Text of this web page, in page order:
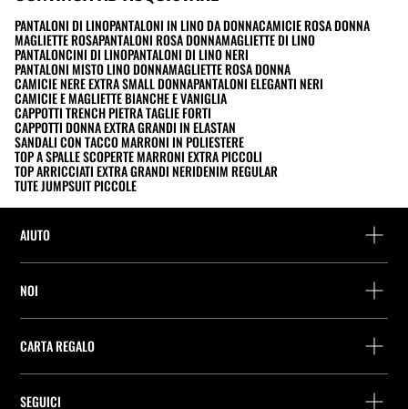
PANTALONI DI LINOPANTALONI IN LINO DA DONNACAMICIE ROSA DONNA
MAGLIETTE ROSAPANTALONI ROSA DONNAMAGLIETTE DI LINO
PANTALONCINI DI LINOPANTALONI DI LINO NERI
PANTALONI MISTO LINO DONNAMAGLIETTE ROSA DONNA
CAMICIE NERE EXTRA SMALL DONNAPANTALONI ELEGANTI NERI
CAMICIE E MAGLIETTE BIANCHE E VANIGLIA
CAPPOTTI TRENCH PIETRA TAGLIE FORTI
CAPPOTTI DONNA EXTRA GRANDI IN ELASTAN
SANDALI CON TACCO MARRONI IN POLIESTERE
TOP A SPALLE SCOPERTE MARRONI EXTRA PICCOLI
TOP ARRICCIATI EXTRA GRANDI NERIDENIM REGULAR
TUTE JUMPSUIT PICCOLE
AIUTO
Rintraccia il tuo ordine
Ricerca dei punti di consegna
NOI
Società
CARTA REGALO
SEGUICI